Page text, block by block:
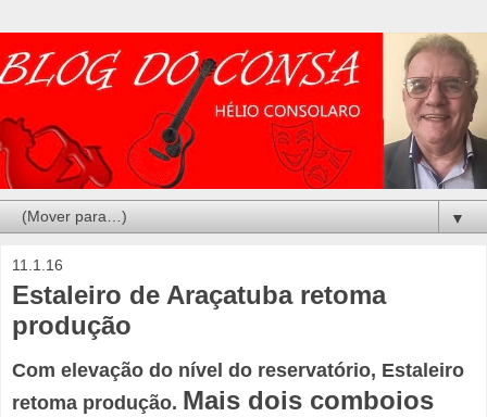
▼
11.1.16
Estaleiro de Araçatuba retoma
produção
Com elevação do nível do reservatório, Estaleiro
retoma produção. Mais dois comboios